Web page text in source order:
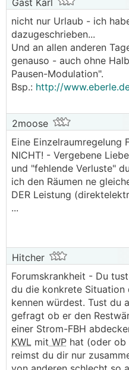
Gast Karl
nicht nur Urlaub - ich
dazugeschrieben...
Und an allen anderen
genauso - auch ohne
Pausen-Modulation".
Bsp.: http://
2moose
Eine Einzelraumregelung
NICHT! - Vergebene
und "fehlende Verluste"
ich den Räumen ne
DER Leistung
...
Hitcher
Forumskrankheit - Du
du die konkrete Situation
kennen würdest. Tust du
gefragt ob er den
einer Strom-FBH
KWL mit WP hat (oder ob
reimst du dir nur